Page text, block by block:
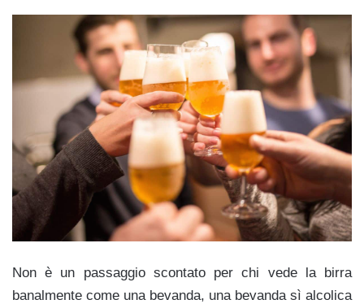
Non è un passaggio scontato per chi vede la birra
banalmente come una bevanda, una bevanda sì alcolica